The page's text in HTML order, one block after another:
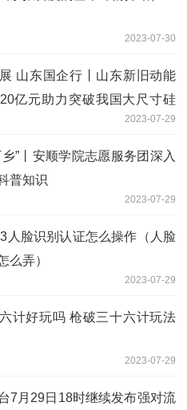
2023-07-30
山东国企行丨山东新旧动能
亿元助力突破我国大尺寸硅
2023-07-29
”丨安顺学院志愿服务团深入
普知识
2023-07-29
人脸识别认证怎么操作（人脸
么弄）
2023-07-29
计好玩吗 枪破三十六计玩法
2023-07-29
7月29日18时继续发布强对流